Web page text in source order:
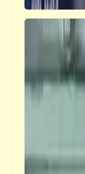
بعض |